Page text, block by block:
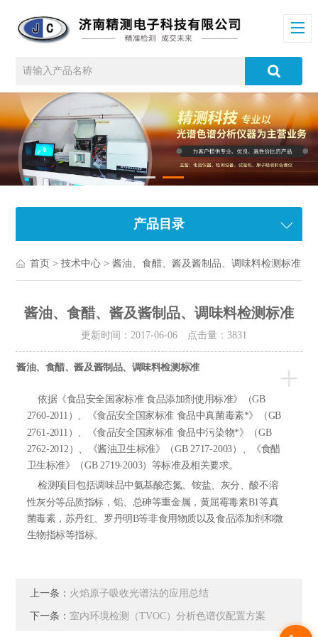
产品目录
首页 >技术中心 > 酱油、食醋、酱及酱制品、调味料检测标准
酱油、食醋、酱及酱制品、调味料检测标准
更新时间：2017-06-06 点击量： 3831
+
酱油、食醋、酱及酱制品、调味料检测标准
依据《食品安全国家标准 食品添加剂使用标准》（GB
2760-2011）、《食品安全国家标准 食品中真菌毒素*》（GB
2761-2011）、《食品安全国家标准 食品中污染物*》（GB
2762-2012）、《酱油卫生标准》（GB 2717-2003）、《食醋
卫生标准》（GB 2719-2003）等标准及相关要求。
检测项目包括调味品中氨基酸态氮、铵盐、灰分、酸不溶
性灰分等品质指标，铅、总砷等重金属，黄屈霉毒素B1等真
菌毒素，苏丹红、罗丹明B等非食用物质以及食品添加剂和微
生物指标等指标。
上一条： 火焰原子吸收光谱法的应用总结
下一条：室内环境检测（TVOC）分析色谱仪配置方案